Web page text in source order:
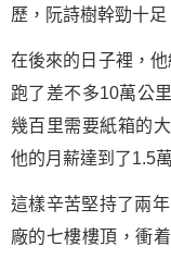
歷，阮詩樹幹勁十足
在後來的日子裡，
跑了差不多10萬公
幾百里需要紙箱的
他的月薪達到了1.5
這樣辛苦堅持了兩
廠的七樓樓頂，衝